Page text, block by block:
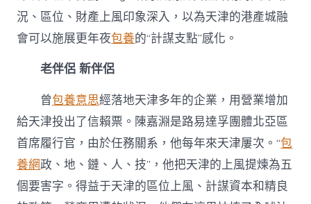
況、區位、財產上風印象深入，以為天津的港產城融
會可以施展更年夜包養的“計謀支點”感化。
老伴侶 新伴侶
曾包養意思經落地天津多年的企業，用營業增加
給天津投出了信賴票。陳嘉淵是路易達孚團體北亞區
首席履行官，由於任務關系，他每年來天津屢次。“包
養網政、地、鏈、人、技”，他把天津的上風提煉為五
個要害字。得益于天津的區位上風、計謀資本和精良